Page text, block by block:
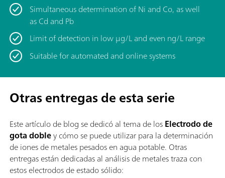
Simultaneous determination of Ni and Co, as well
as Cd and Pb
Limit of detection in low μg/L and even ng/L range
Suitable for automated and online systems
Otras entregas de esta serie
Este artículo de blog se dedicó al tema delosElectrodo de
gota dobley cómo se puede utilizar para la determinación
de iones de metales pesados en agua potable. Otras
entregas están dedicadas al análisis de metales traza con
estos electrodos de estado sólido: